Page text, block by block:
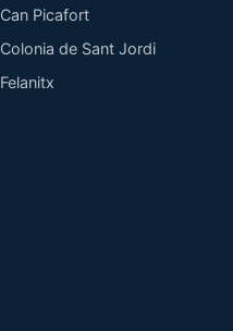
Can Picafort
Colonia de Sant Jordi
Felanitx